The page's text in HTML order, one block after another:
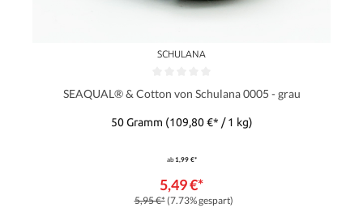
SCHULANA
SEAQUAL® & Cotton von Schulana 0005 - grau
50 Gramm (109,80 €* / 1 kg)
ab1,99 €*
5,49 €*
5,95 €*(7.73% gespart)